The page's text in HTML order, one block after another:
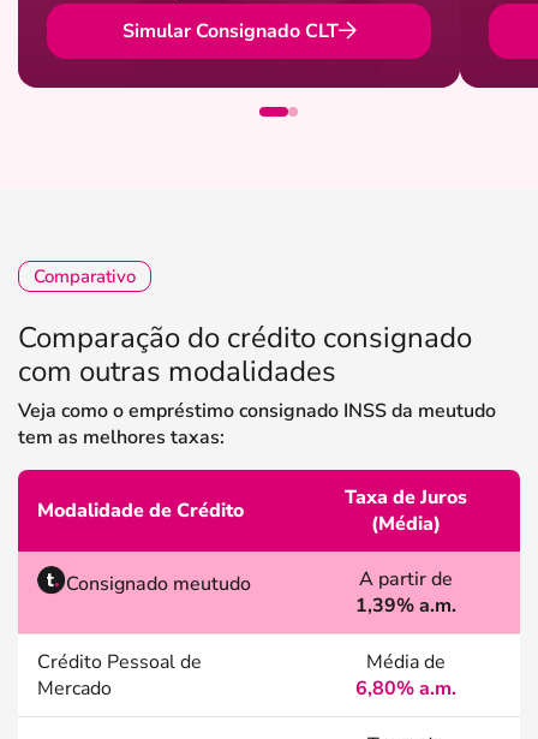
Simular Consignado CLT
Comparativo
Comparação do crédito consignado
com outras modalidades
Veja como o empréstimo consignado INSS da meutudo
tem as melhores taxas:
Modalidade de Crédito
Taxa de Juros
(Média)
Consignado meutudo
A partir de
1,39% a.m.
Crédito Pessoal de
Mercado
Média de
6,80% a.m.